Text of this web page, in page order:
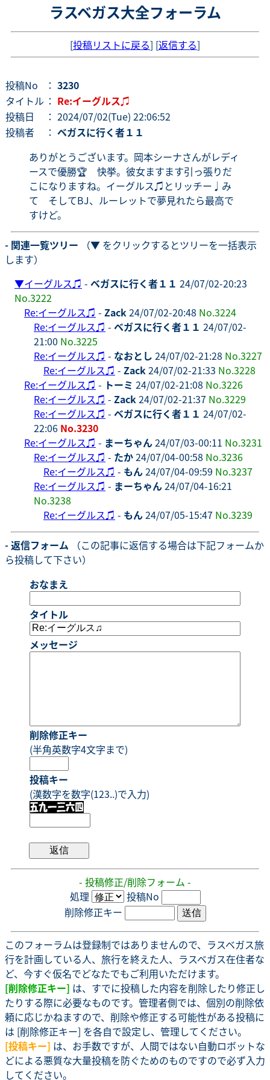
ラスベガス大全フォーラム
[投稿リストに戻る] [返信する]
投稿No ： 3230
タイトル ： Re:イーグルス♫
投稿日
： 2024/07/02(Tue) 22:06:52
投稿者
： ベガスに行く者１１
ありがとうございます。岡本シーナさんがレディ
ースで優勝🏆 快挙。彼女ますます引っ張りだ
こになりますね。イーグルス♫とリッチー♩み
て そしてBJ、ルーレットで夢見れたら最高で
すけど。
- 関連一覧ツリー （▼ をクリックするとツリーを一括表示
します）
▼イーグルス♫ - ベガスに行く者１１ 24/07/02-20:23
No.3222
Re:イーグルス♫ - Zack24/07/02-20:48 No.3224
Re:イーグルス♫ - ベガスに行く者１１ 24/07/02-
21:00 No.3225
Re:イーグルス♫ - なおとし 24/07/02-21:28 No.3227
Re:イーグルス♫ - Zack24/07/02-21:33 No.3228
Re:イーグルス♫ - トーミ 24/07/02-21:08 No.3226
Re:イーグルス♫ - Zack24/07/02-21:37 No.3229
Re:イーグルス♫ - ベガスに行く者１１ 24/07/02-
22:06 No.3230
Re:イーグルス♫ - まーちゃん24/07/03-00:11 No.3231
Re:イーグルス♫ - たか24/07/04-00:58 No.3236
Re:イーグルス♫ - もん24/07/04-09:59 No.3237
Re:イーグルス♫ - まーちゃん24/07/04-16:21
No.3238
Re:イーグルス♫ - もん24/07/05-15:47 No.3239
- 返信フォーム （この記事に返信する場合は下記フォームか
ら投稿して下さい）
おなまえ
タイトル
メッセージ
削除修正キー
(半角英数字4文字まで)
投稿キー
(漢数字を数字(123..)で入力)
- 投稿修正/削除フォーム -
処理
投稿No
削除修正キー
このフォーラムは登録制ではありませんので、ラスベガス旅
行を計画している人、旅行を終えた人、ラスベガス在住者な
ど、今すぐ仮名でどなたでもご利用いただけます。
[削除修正キー] は、すでに投稿した内容を削除したり修正し
たりする際に必要なものです。管理者側では、個別の削除依
頼に応じかねますので、削除や修正する可能性がある投稿に
は [削除修正キー] を各自で設定し、管理してください。
[投稿キー] は、お手数ですが、人間ではない自動ロボットな
どによる悪質な大量投稿を防ぐためのものですので必ず入力
してください。